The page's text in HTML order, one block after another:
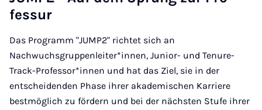
fes­sur
Das Programm "JUMP2" richtet sich an
Nachwuchsgruppenleiter*innen, Junior- und Tenure-
Track-Professor*innen und hat das Ziel, sie in der
entscheidenden Phase ihrer akademischen Karriere
bestmöglich zu fördern und bei der nächsten Stufe ihrer